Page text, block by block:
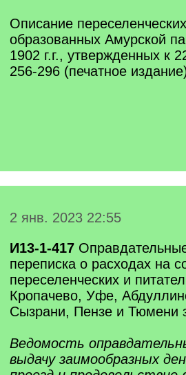
Описание
образованных Амурской
1902 г.г., утвержденных к
256-296 (печатное
2 янв. 2023 22:55
И13-1-417
переписка о расходах на
переселенческих и
Кропачево, Уфе,
Сызрани, Пензе и Тюмени
Ведомость
выдачу заимообразных